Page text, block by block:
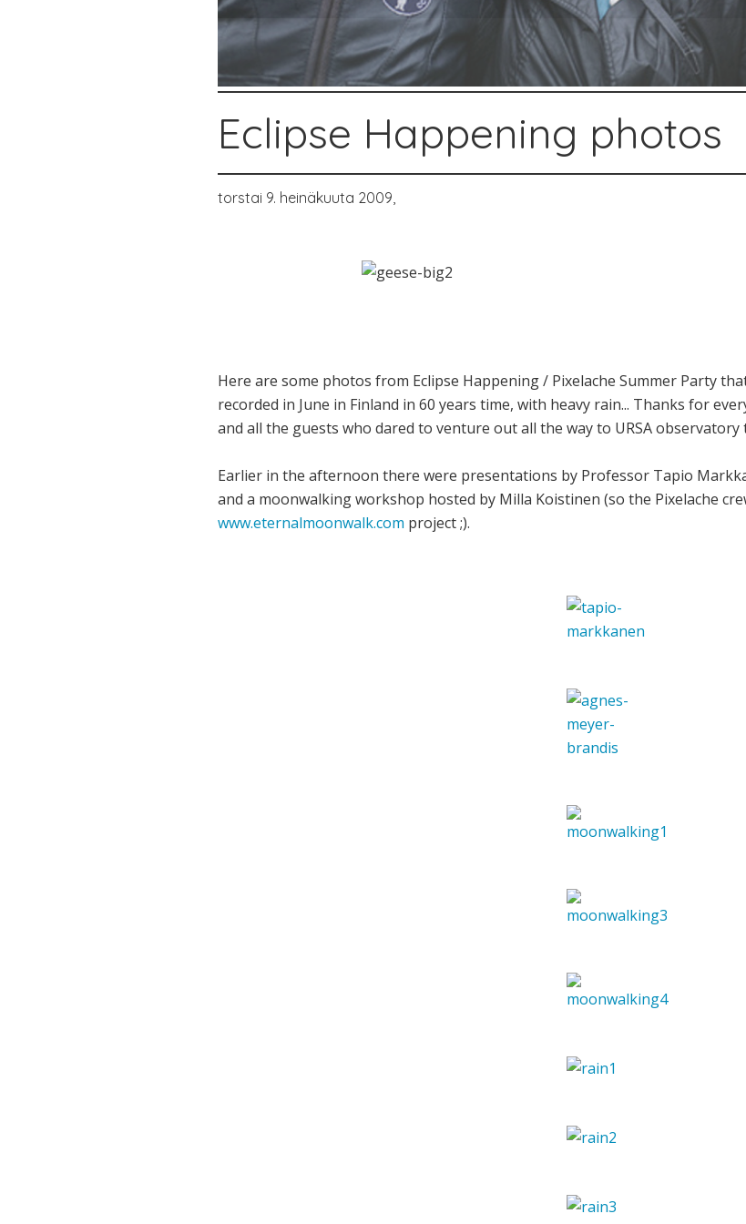
Eclipse Happening photos
torstai 9. heinäkuuta 2009,
Here are some photos from Eclipse Happening / Pixelache Summer Party
recorded in June in Finland in 60 years time, with heavy rain... Thanks for
and all the guests who dared to venture out all the way to URSA
Earlier in the afternoon there were presentations by Professor Tapio
and a moonwalking workshop hosted by Milla Koistinen (so the Pixelache
www.eternalmoonwalk.com project ;).